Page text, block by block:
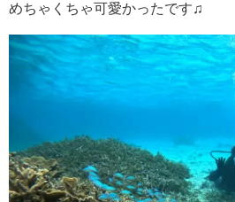
めちゃくちゃ可愛かったです♫